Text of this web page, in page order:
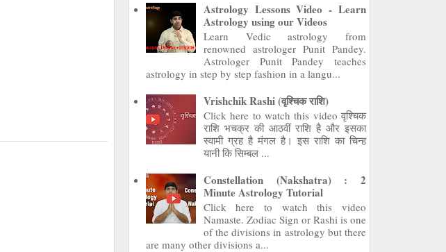
Astrology Lessons Video - Learn
Astrology using our Videos
Learn Vedic astrology from
renowned astrologer Punit Pandey.
Astrologer Punit Pandey teaches
astrology in step by step fashion in a langu...
Vrishchik Rashi (वृश्चिक राशि)
Click here to watch this video वृश्चिक
राशि भचक्र की आठवीं राशि है और इसका
स्वामी ग्रह है मंगल है। इस राशि का चिन्ह
यानी कि सिम्बल ...
Constellation (Nakshatra) : 2
Minute Astrology Tutorial
Click here to watch this video
Namaste. Zodiac Sign or Rashi is one
of the divisions in astrology but there
are many other divisions a...